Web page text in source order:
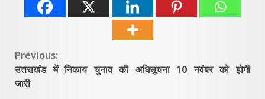
Continue
Reading
Previous:
उत्तराखंड में निकाय चुनाव की अधिसूचना 10 नवंबर को होगी
जारी